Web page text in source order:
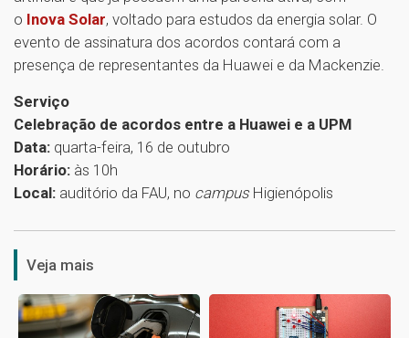
o Inova Solar, voltado para estudos da energia solar. O
evento de assinatura dos acordos contará com a
presença de representantes da Huawei e da Mackenzie.
Serviço
Celebração de acordos entre a Huawei e a UPM
Data: quarta-feira, 16 de outubro
Horário: às 10h
Local: auditório da FAU, no campus Higienópolis
1
Veja mais